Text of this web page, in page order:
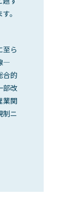
。
至ら
―
合的
部改
業関
ニ